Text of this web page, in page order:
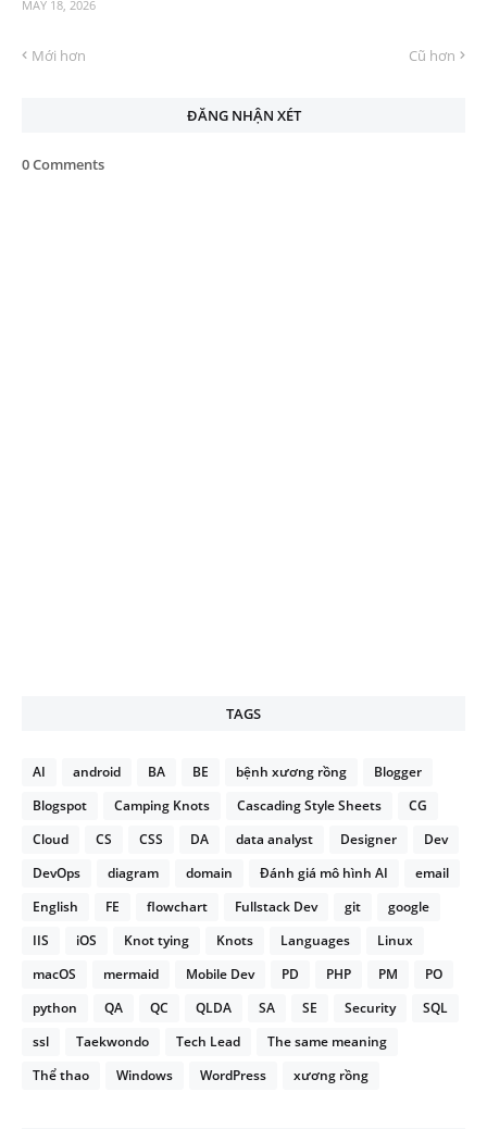
MAY 18, 2026
Mới hơn Cũ hơn
ĐĂNG NHẬN XÉT
0 Comments
TAGS
AI android BA BE bệnh xương rồng
Blogger
Blogspot
Camping Knots Cascading Style Sheets
CG
Cloud
CS CSS DA data analyst Designer
Dev
DevOps
diagram domain Đánh giá mô hình AI
email
English
FE flowchart Fullstack Dev git
google
IIS
iOS Knot tying Knots Languages
Linux
macOS
mermaid Mobile Dev PD PHP PM
PO
python
QA QC QLDA SA SE Security
SQL
ssl
Taekwondo Tech Lead
The same meaning
Thể thao
Windows WordPress xương rồng